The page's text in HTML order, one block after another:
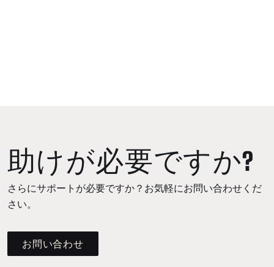
助けが必要ですか?
さらにサポートが必要ですか？お気軽にお問い合わせくだ
さい。
お問い合わせ